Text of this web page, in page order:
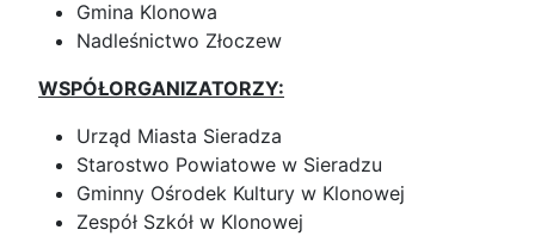
Gmina Klonowa
Nadleśnictwo Złoczew
WSPÓŁORGANIZATORZY:
Urząd Miasta Sieradza
Starostwo Powiatowe w Sieradzu
Gminny Ośrodek Kultury w Klonowej
Zespół Szkół w Klonowej